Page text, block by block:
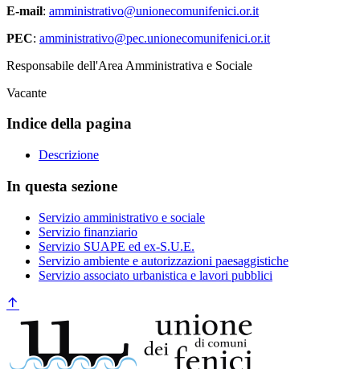
E-mail: amministrativo@unionecomunifenici.or.it
PEC: amministrativo@pec.unionecomunifenici.or.it
Responsabile dell'Area Amministrativa e Sociale
Vacante
Indice della pagina
Descrizione
In questa sezione
Servizio amministrativo e sociale
Servizio finanziario
Servizio SUAPE ed ex-S.U.E.
Servizio ambiente e autorizzazioni paesaggistiche
Servizio associato urbanistica e lavori pubblici